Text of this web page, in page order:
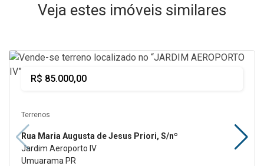
Veja estes imóveis similares
R$ 85.000,00
Terrenos
Rua Maria Augusta de Jesus Priori, S/nº
Jardim Aeroporto IV
Umuarama PR